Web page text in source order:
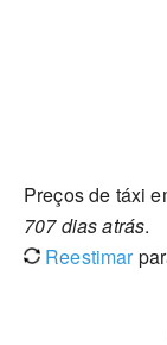
Preços de táxi
707 dias atrás.
Reestimar